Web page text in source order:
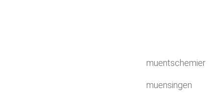
muentschemier
muensingen